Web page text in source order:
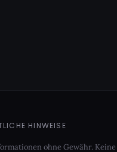
HINWEISE
ohne Gewähr. Keine